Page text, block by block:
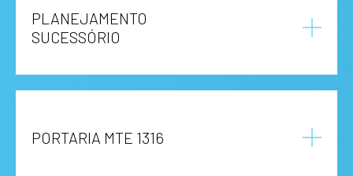
PLANEJAMENTO
SUCESSÓRIO
PORTARIA MTE 1316